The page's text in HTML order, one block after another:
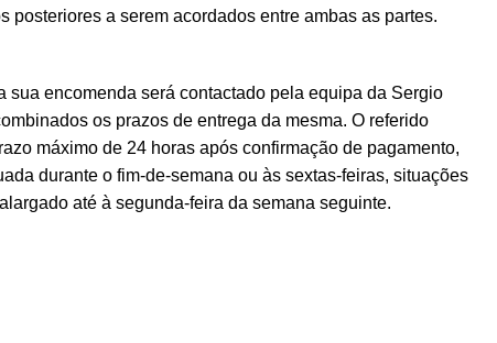
posteriores a serem acordados entre ambas as partes.
sua encomenda será contactado pela equipa da Sergio
os prazos de entrega da mesma. O referido
máximo de 24 horas após confirmação de pagamento,
durante o fim-de-semana ou às sextas-feiras, situações
até à segunda-feira da semana seguinte.